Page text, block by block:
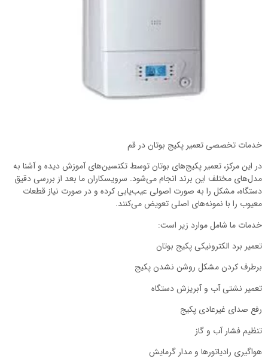
خدمات تخصصی تعمیر پکیج بوتان در قم
در این مرکز، تعمیر پکیج‌های بوتان توسط تکنسین‌های آموزش دیده و آشنا به
مدل‌های مختلف این برند انجام می‌شود. سرویسکاران ما بعد از بررسی دقیق
دستگاه، مشکل را به صورت اصولی عیب‌یابی کرده و در صورت نیاز قطعات
معیوب را با نمونه‌های اصلی تعویض می‌کنند.
خدمات ما شامل موارد زیر است:
تعمیر برد الکترونیکی پکیج بوتان
برطرف کردن مشکل روشن نشدن پکیج
تعمیر نشتی آب و آبریزش دستگاه
رفع صدای غیرعادی پکیج
تنظیم فشار آب و گاز
هواگیری رادیاتورها و مدار گرمایش